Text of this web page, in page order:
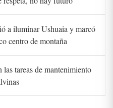
a iluminar Ushuaia y marcó
centro de montaña
tareas de mantenimiento